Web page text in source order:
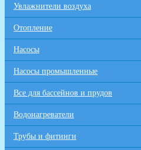
Увлажнители воздуха
Отопление
Насосы
Насосы промышленные
Все для бaссейнов и прудов
Водонагреватели
Трубы и фитинги